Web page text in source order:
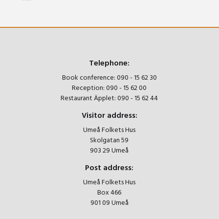
Telephone:
Book conference:090 - 15 62 30
Reception:090 - 15 62 00
Restaurant Äpplet:090 - 15 62 44
Visitor address:
Umeå Folkets Hus
Skolgatan 59
903 29 Umeå
Post address:
Umeå Folkets Hus
Box 466
901 09 Umeå